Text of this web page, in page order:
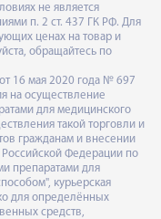
не является
п. 2 ст. 437 ГК РФ. Для
ценах на товар и
обращайтесь по
16 мая 2020 года № 697
на осуществление
для медицинского
такой торговли и
гражданам и внесении
Федерации по
препаратами для
курьерская
для определённых
средств,